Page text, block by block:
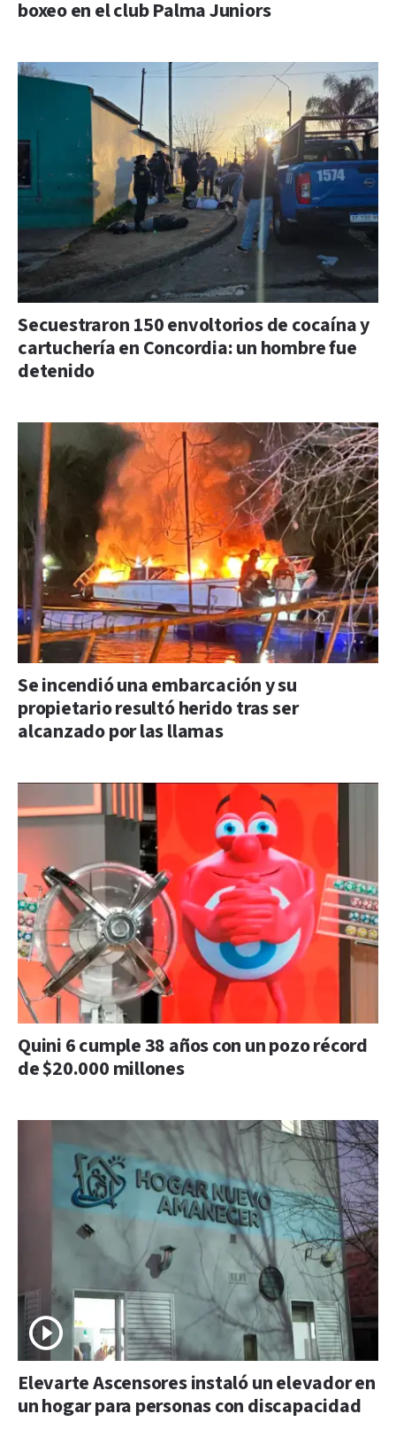
boxeo en el club Palma Juniors
Secuestraron 150 envoltorios de cocaína y
cartuchería en Concordia: un hombre fue
detenido
Se incendió una embarcación y su
propietario resultó herido tras ser
alcanzado por las llamas
Quini 6 cumple 38 años con un pozo récord
de $20.000 millones
Elevarte Ascensores instaló un elevador en
un hogar para personas con discapacidad